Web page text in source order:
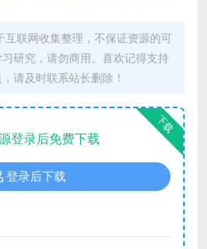
互联网收集整理，不保证资源的可
研究，请勿商用。喜欢记得支持
请及时联系站长删除！
下载
登录后免费下载
登录后下载